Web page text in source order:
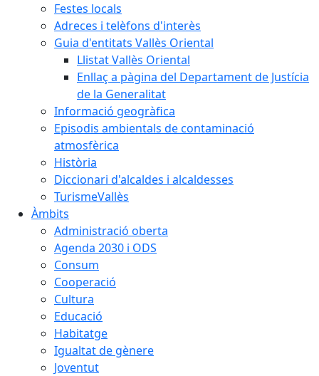
Festes locals
Adreces i telèfons d'interès
Guia d'entitats Vallès Oriental
Llistat Vallès Oriental
Enllaç a pàgina del Departament de Justícia
de la Generalitat
Informació geogràfica
Episodis ambientals de contaminació
atmosfèrica
Història
Diccionari d'alcaldes i alcaldesses
TurismeVallès
Àmbits
Administració oberta
Agenda 2030 i ODS
Consum
Cooperació
Cultura
Educació
Habitatge
Igualtat de gènere
Joventut